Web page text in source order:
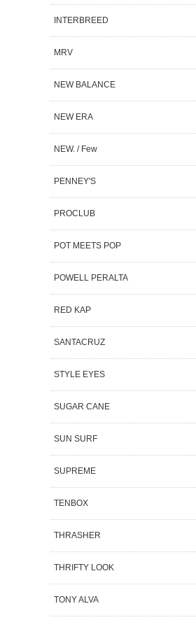
INTERBREED
MRV
NEW BALANCE
NEW ERA
NEW. / Few
PENNEY'S
PROCLUB
POT MEETS POP
POWELL PERALTA
RED KAP
SANTACRUZ
STYLE EYES
SUGAR CANE
SUN SURF
SUPREME
TENBOX
THRASHER
THRIFTY LOOK
TONY ALVA